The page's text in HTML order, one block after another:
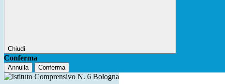
Chiudi
Conferma
Annulla Conferma